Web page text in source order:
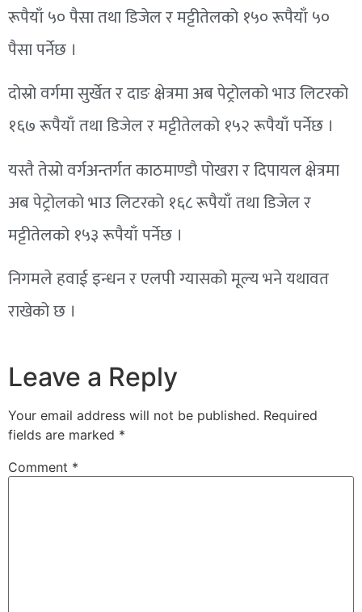
रूपैयाँ ५० पैसा तथा डिजेल र मट्टीतेलको १५० रूपैयाँ ५०
पैसा पर्नेछ ।
दोस्रो वर्गमा सुर्खेत र दाङ क्षेत्रमा अब पेट्रोलको भाउ लिटरको
१६७ रूपैयाँ तथा डिजेल र मट्टीतेलको १५२ रूपैयाँ पर्नेछ ।
यस्तै तेस्रो वर्गअन्तर्गत काठमाण्डौ पोखरा र दिपायल क्षेत्रमा
अब पेट्रोलको भाउ लिटरको १६८ रूपैयाँ तथा डिजेल र
मट्टीतेलको १५३ रूपैयाँ पर्नेछ ।
निगमले हवाई इन्धन र एलपी ग्यासको मूल्य भने यथावत
राखेको छ ।
Leave a Reply
Your email address will not be published. Required
fields are marked *
Comment *